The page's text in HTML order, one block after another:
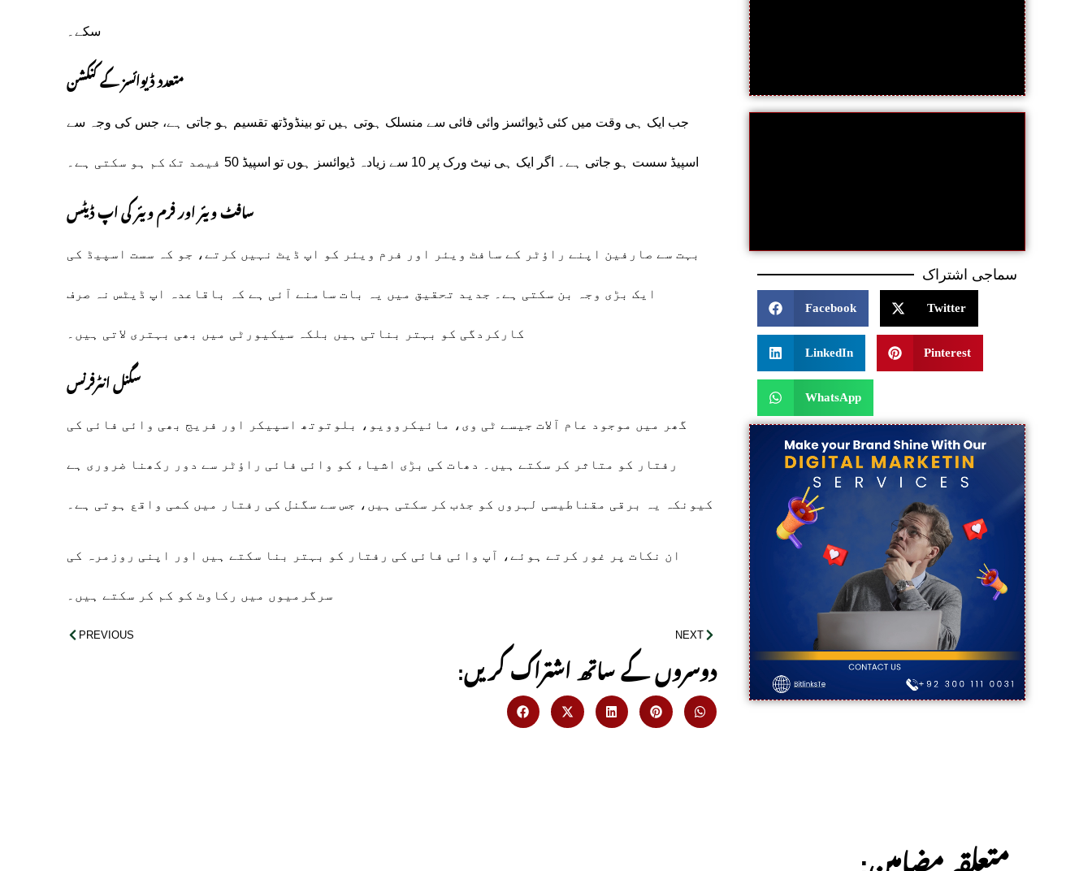
سکے۔
متعدد ڈیوائسز کے کنکشن
جب ایک ہی وقت میں کئی ڈیوائسز وائی فائی سے منسلک ہوتی ہیں تو بینڈوڈتھ تقسیم ہو جاتی ہے، جس کی وجہ سے
اسپیڈ سست ہو جاتی ہے۔ اگر ایک ہی نیٹ ورک پر 10 سے زیادہ ڈیوائسز ہوں تو اسپیڈ 50 فیصد تک کم ہو سکتی ہے۔
سافٹ ویئر اور فرم ویئر کی اپ ڈیٹس
بہت سے صارفین اپنے راؤٹر کے سافٹ ویئر اور فرم ویئر کو اپ ڈیٹ نہیں کرتے، جو کہ سست اسپیڈ کی
ایک بڑی وجہ بن سکتی ہے۔ جدید تحقیق میں یہ بات سامنے آئی ہے کہ باقاعدہ اپ ڈیٹس نہ صرف
کارکردگی کو بہتر بناتی ہیں بلکہ سیکیورٹی میں بھی بہتری لاتی ہیں۔
سگنل انٹرفرنس
گھر میں موجود عام آلات جیسے ٹی وی، مائیکروویو، بلوتوتھ اسپیکر اور فریج بھی وائی فائی کی
رفتار کو متاثر کر سکتے ہیں۔ دھات کی بڑی اشیاء کو وائی فائی راؤٹر سے دور رکھنا ضروری ہے
کیونکہ یہ برقی مقناطیسی لہروں کو جذب کر سکتی ہیں، جس سے سگنل کی رفتار میں کمی واقع ہوتی ہے۔
ان نکات پر غور کرتے ہوئے، آپ وائی فائی کی رفتار کو بہتر بنا سکتے ہیں اور اپنی روزمرہ کی
سرگرمیوں میں رکاوٹ کو کم کر سکتے ہیں۔
PREVIOUS NEXT
:دوسروں کے ساتھ اشتراک کریں
سماجی اشتراک
Facebook Twitter
LinkedIn Pinterest
WhatsApp